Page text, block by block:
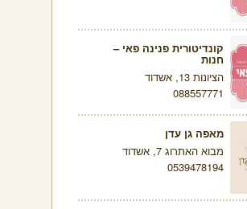
קונדיטורית פנינה פאי –
חנות
הציונות 13, אשדוד
088557771
מאפה גן עדן
מבוא האתרוג 7, אשדוד
0539478194